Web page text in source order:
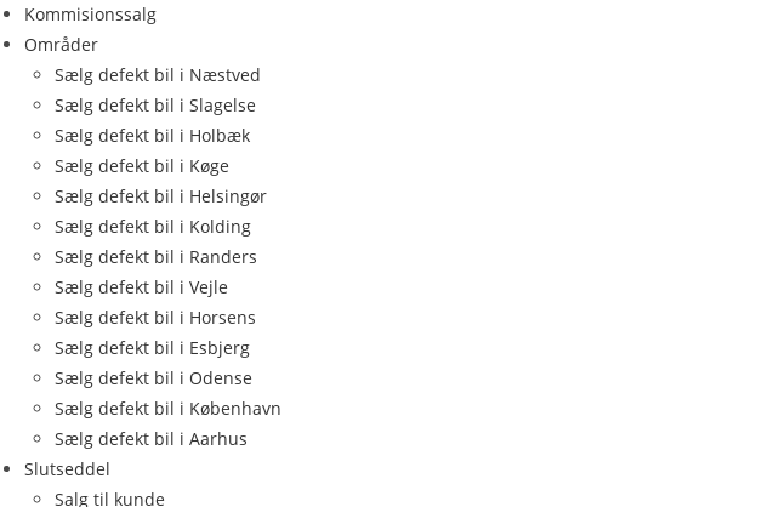
Kommisionssalg
Områder
Sælg defekt bil i Næstved
Sælg defekt bil i Slagelse
Sælg defekt bil i Holbæk
Sælg defekt bil i Køge
Sælg defekt bil i Helsingør
Sælg defekt bil i Kolding
Sælg defekt bil i Randers
Sælg defekt bil i Vejle
Sælg defekt bil i Horsens
Sælg defekt bil i Esbjerg
Sælg defekt bil i Odense
Sælg defekt bil i København
Sælg defekt bil i Aarhus
Slutseddel
Salg til kunde